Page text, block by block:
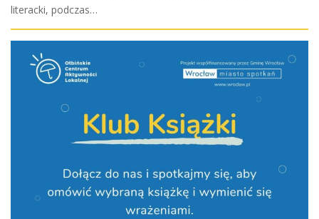
literacki, podczas…